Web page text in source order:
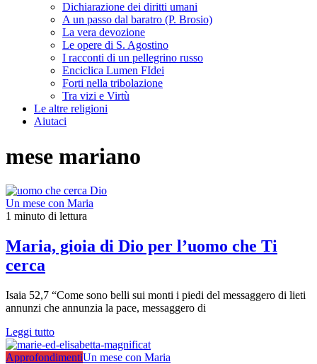
Dichiarazione dei diritti umani
A un passo dal baratro (P. Brosio)
La vera devozione
Le opere di S. Agostino
I racconti di un pellegrino russo
Enciclica Lumen FIdei
Forti nella tribolazione
Tra vizi e Virtù
Le altre religioni
Aiutaci
mese mariano
Un mese con Maria
1 minuto di lettura
Maria, gioia di Dio per l’uomo che Ti
cerca
Isaia 52,7 “Come sono belli sui monti i piedi del messaggero di lieti
annunzi che annunzia la pace, messaggero di
Leggi tutto
ApprofondimentiUn mese con Maria